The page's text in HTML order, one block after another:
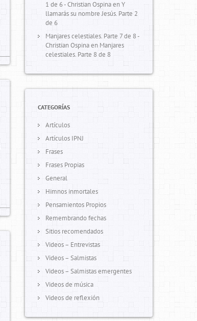
1 de 6 - Christian OspinaenY
llamarás su nombre Jesús. Parte 2
de 6
Manjares celestiales. Parte 7 de 8 -
Christian Ospinaen Manjares
celestiales. Parte 8 de 8
CATEGORÍAS
Artículos
Artículos IPNJ
Frases
Frases Propias
General
Himnos inmortales
Pensamientos Propios
Remembrando fechas
Sitios recomendados
Videos – Entrevistas
Videos – Salmistas
Videos – Salmistas emergentes
Videos de música
Videos de reflexión